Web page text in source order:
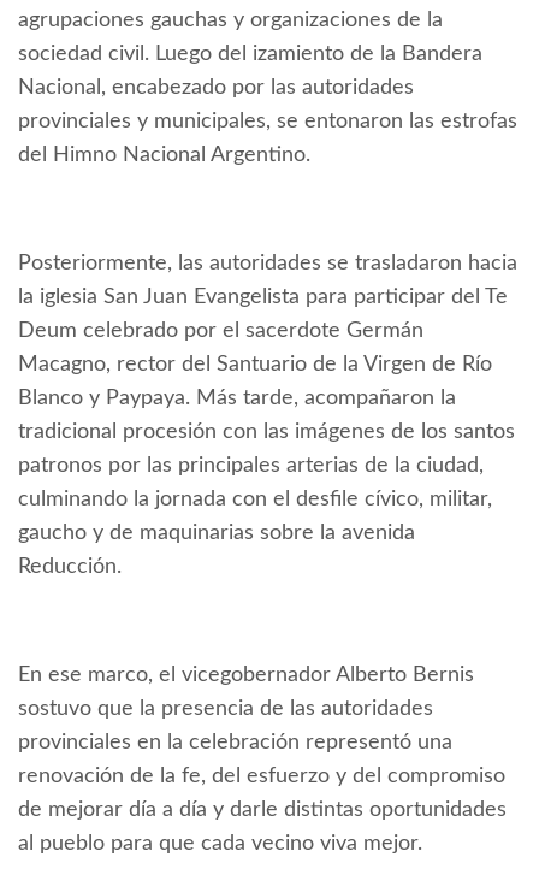
agrupaciones gauchas y organizaciones de la
sociedad civil. Luego del izamiento de la Bandera
Nacional, encabezado por las autoridades
provinciales y municipales, se entonaron las estrofas
del Himno Nacional Argentino.
Posteriormente, las autoridades se trasladaron hacia
la iglesia San Juan Evangelista para participar del Te
Deum celebrado por el sacerdote Germán
Macagno, rector del Santuario de la Virgen de Río
Blanco y Paypaya. Más tarde, acompañaron la
tradicional procesión con las imágenes de los santos
patronos por las principales arterias de la ciudad,
culminando la jornada con el desfile cívico, militar,
gaucho y de maquinarias sobre la avenida
Reducción.
En ese marco, el vicegobernador Alberto Bernis
sostuvo que la presencia de las autoridades
provinciales en la celebración representó una
renovación de la fe, del esfuerzo y del compromiso
de mejorar día a día y darle distintas oportunidades
al pueblo para que cada vecino viva mejor.